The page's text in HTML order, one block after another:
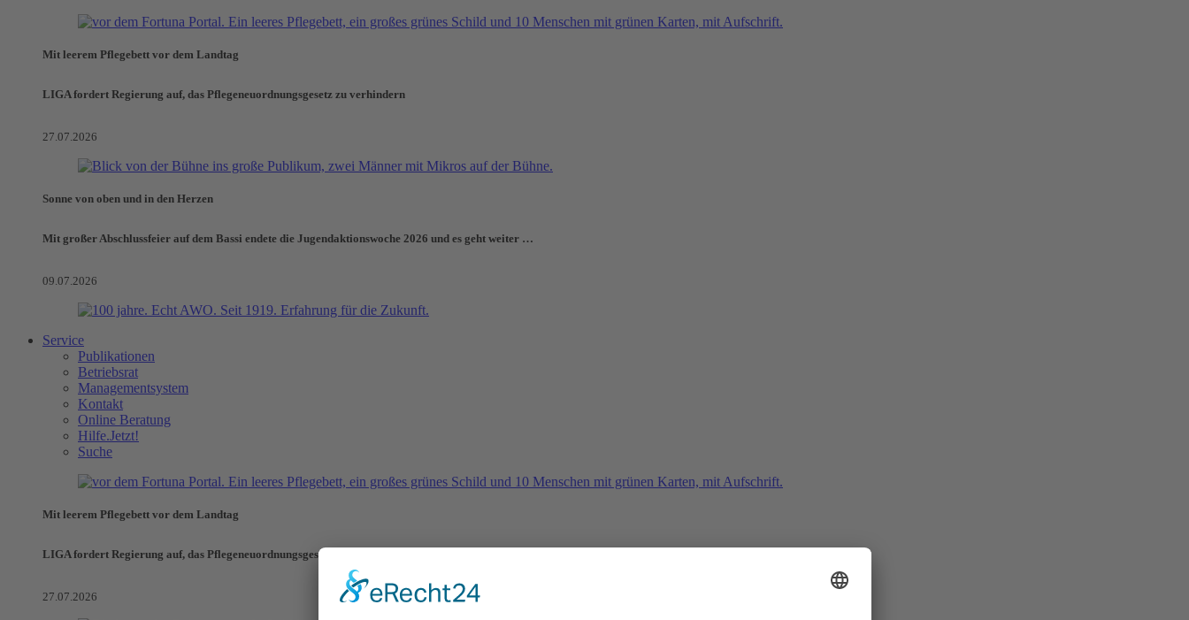
Mit leerem Pflegebett vor dem Landtag
LIGA fordert Regierung auf, das Pflegeneuordnungsgesetz zu verhindern
27.07.2026
Sonne von oben und in den Herzen
Mit großer Abschlussfeier auf dem Bassi endete die Jugendaktionswoche 2026 und es geht weiter …
09.07.2026
Service
Publikationen
Betriebsrat
Managementsystem
Kontakt
Online Beratung
Hilfe.Jetzt!
Suche
Mit leerem Pflegebett vor dem Landtag
LIGA fordert Regierung auf, das Pflegeneuordnungsgesetz zu verhindern
27.07.2026